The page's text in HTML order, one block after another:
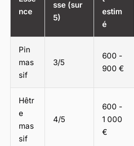
nce
sse (sur
5)
estim
é
Pin
mas
sif
3/5
600 -
900 €
Hêtr
e
mas
sif
4/5
600 -
1 000
€